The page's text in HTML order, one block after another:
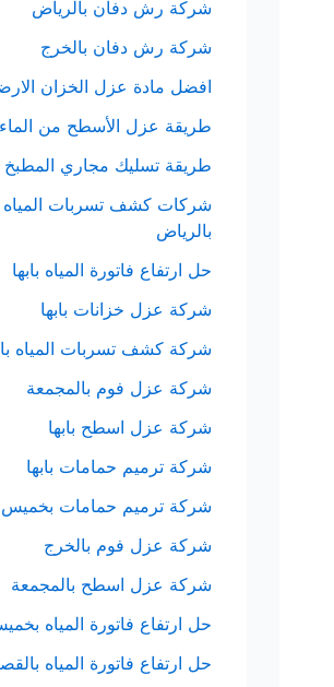
شركة رش دفان بالرياض
شركة رش دفان بالخرج
افضل مادة عزل الخزان
طريقة عزل الأسطح من الماء
طريقة تسليك مجاري المطبخ
شركات كشف تسربات المياه
بالرياض
حل ارتفاع فاتورة المياه بابها
شركة عزل خزانات بابها
شركة كشف تسربات المياه
شركة عزل فوم بالمجمعة
شركة عزل اسطح بابها
شركة ترميم حمامات بابها
شركة ترميم حمامات
شركة عزل فوم بالخرج
شركة عزل اسطح بالمجمعة
حل ارتفاع فاتورة المياه
حل ارتفاع فاتورة المياه